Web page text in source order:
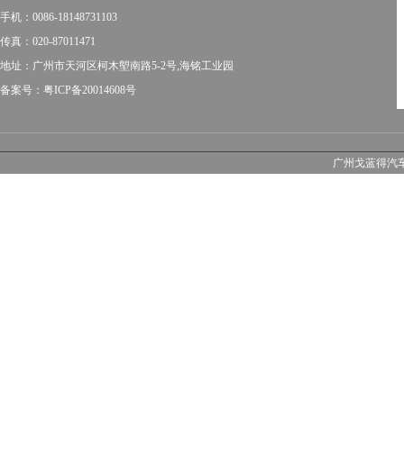
手机：0086-18148731103
传真：020-87011471
地址：广州市天河区柯木塱南路5-2号,海铭工业园
备案号：粤ICP备20014608号
广州戈蓝得汽